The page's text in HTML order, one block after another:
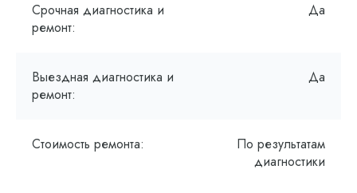
Срочная диагностика и
ремонт:
Да
Выездная диагностика и
ремонт:
Да
Стоимость ремонта:
По результатам
диагностики